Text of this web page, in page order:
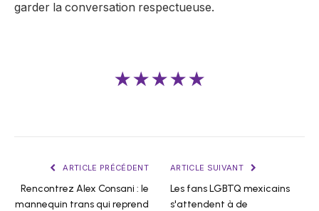
garder la conversation respectueuse.
★★★★★
ARTICLE PRÉCÉDENT
Rencontrez Alex Consani : le
mannequin trans qui reprend
ARTICLE SUIVANT
Les fans LGBTQ mexicains
s'attendent à de